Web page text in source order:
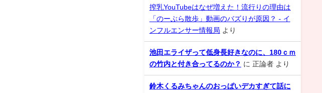
搾乳YouTubeはなぜ増えた！流行りの理由は
「のーぶら散歩」動画のバズりが原因？ - イ
ンフルエンサー情報局 より
池田エライザって低身長好きなのに、180ｃｍ
の竹内と付き合ってるのか？ に 正論者 より
鈴木くるみちゃんのおっぱいデカすぎて話に